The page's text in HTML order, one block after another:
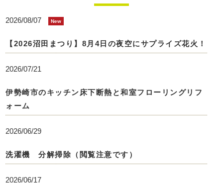
2026/08/07 New
【2026沼田まつり】8月4日の夜空にサプライズ花火！
2026/07/21
伊勢崎市のキッチン床下断熱と和室フローリングリフ
ォーム
2026/06/29
洗濯機 分解掃除（閲覧注意です）
2026/06/17